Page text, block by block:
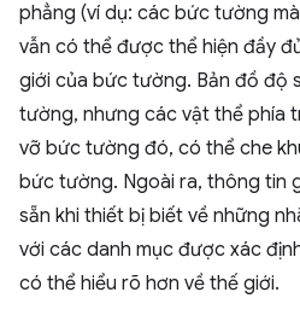
phẳng (ví dụ: các bức tường
vẫn có thể được thể hiện đầy
giới của bức tường. Bản đồ độ
tường, nhưng các vật thể phía
vỡ bức tường đó, có thể che
bức tường. Ngoài ra, thông tin
sẵn khi thiết bị biết về những
với các danh mục được xác
có thể hiểu rõ hơn về thế giới.